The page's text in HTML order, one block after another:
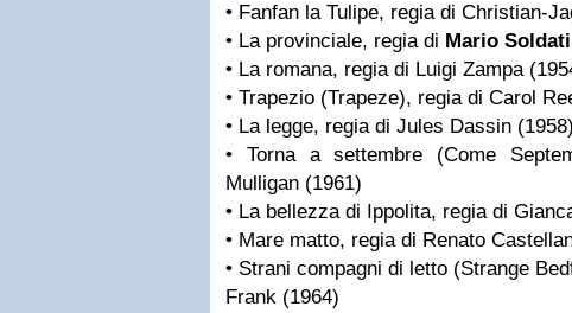
• Fanfan la Tulipe, regia di Christian-
• La provinciale, regia di Mario Soldati
• La romana, regia di Luigi Zampa
• Trapezio (Trapeze), regia di Carol
• La legge, regia di Jules Dassin (1958)
• Torna a settembre (Come
Mulligan (1961)
• La bellezza di Ippolita, regia di
• Mare matto, regia di Renato
• Strani compagni di letto (Strange
Frank (1964)